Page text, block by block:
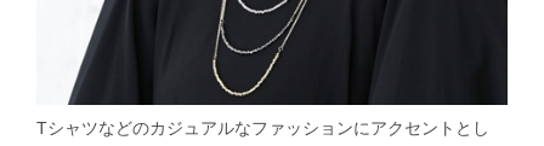
Tシャツなどのカジュアルなファッションにアクセントとし